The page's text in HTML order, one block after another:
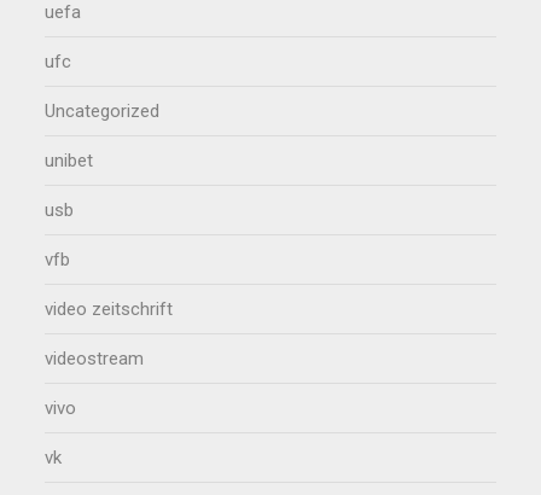
uefa
ufc
Uncategorized
unibet
usb
vfb
video zeitschrift
videostream
vivo
vk